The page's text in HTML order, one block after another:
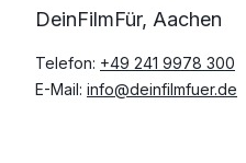
DeinFilmFür, Aachen
Telefon: +49 241 9978 300
E-Mail: info@deinfilmfuer.de